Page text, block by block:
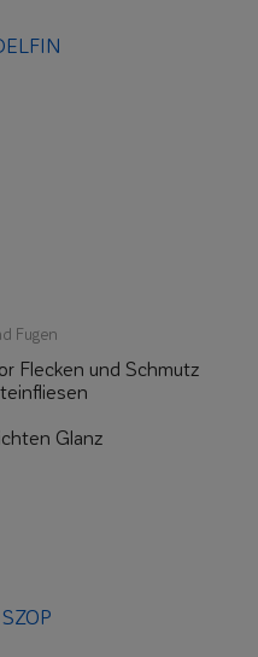
Fugen
Flecken und Schmutz
Glanz